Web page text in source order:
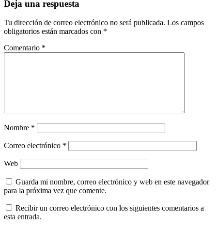
entradas
Deja una respuesta
Tu dirección de correo electrónico no será publicada. Los campos
obligatorios están marcados con *
Comentario *
Nombre *
Correo electrónico *
Web
Guarda mi nombre, correo electrónico y web en este navegador
para la próxima vez que comente.
Recibir un correo electrónico con los siguientes comentarios a
esta entrada.